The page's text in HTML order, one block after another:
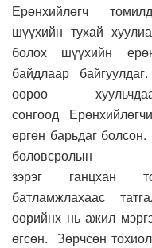
Ерөнхийлөгч томил
шүүхийн тухай
болох шүүхийн
байдлаар байгуулдаг.
өөрөө
сонгоод Ерөнхийлөгч
өргөн барьдаг болсон.
боловсролын
зэрэг ганцхан
батламжлахаас
өөрийнх нь ажил
өгсөн. Зөрчсөн